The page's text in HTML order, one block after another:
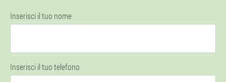
Inserisci il tuo nome
Inserisci il tuo telefono